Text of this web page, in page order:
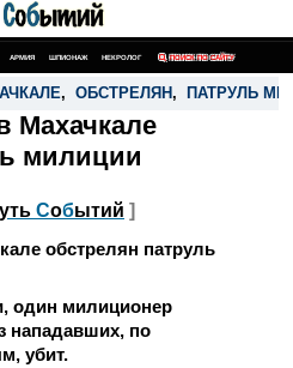
АРМИЯ ШПИОНАЖ НЕКРОЛОГ ПОИСК ПО САЙТУ
, ОБСТРЕЛЯН , ПАТРУЛЬ
Махачкале
милиции
уть Событий ]
обстрелян патруль
один милиционер
нападавших, по
убит.